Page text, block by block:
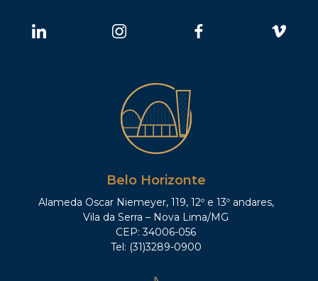
Belo Horizonte
Alameda Oscar Niemeyer, 119, 12º e 13º andares,
Vila da Serra – Nova Lima/MG
CEP: 34006-056
Tel: (31)3289-0900